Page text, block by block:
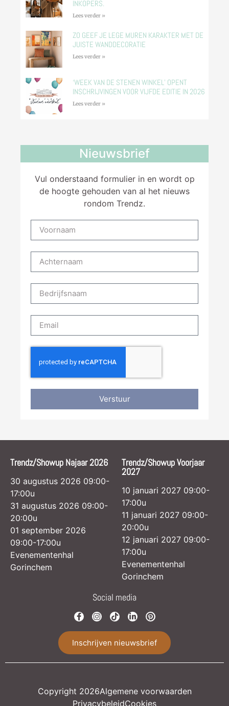
INKOPERS.
Lees verder »
ZO GEEF JE LEGE MUREN KARAKTER MET DE
JUISTE WANDDECORATIE
Lees verder »
‘WEEK VAN DE STENEN WINKEL’ OPENT
INSCHRIJVINGEN VOOR VIJFDE EDITIE IN 2026
Lees verder »
Nieuwsbrief
Vul onderstaand formulier in en wordt op
de hoogte gehouden van al het nieuws
rondom Trendz.
Verstuur
Trendz/Showup Najaar 2026
30 augustus 2026 09:00-
17:00u
31 augustus 2026 09:00-
20:00u
01 september 2026
09:00-17:00u
Evenementenhal
Gorinchem
Trendz/Showup Voorjaar
2027
10 januari 2027 09:00-
17:00u
11 januari 2027 09:00-
20:00u
12 januari 2027 09:00-
17:00u
Evenementenhal
Gorinchem
Social media
Inschrijven nieuwsbrief
Copyright 2026Algemene voorwaarden
PrivacybeleidCookies